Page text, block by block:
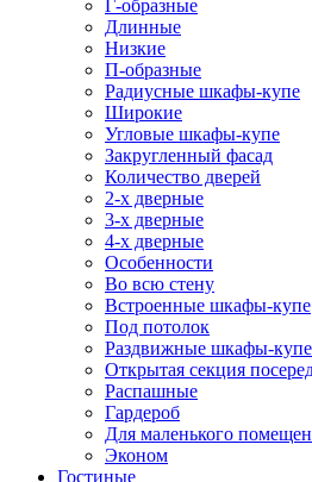
Г-образные
Длинные
Низкие
П-образные
Радиусные шкафы-купе
Широкие
Угловые шкафы-купе
Закругленный фасад
Количество дверей
2-х дверные
3-х дверные
4-х дверные
Особенности
Во всю стену
Встроенные шкафы-купе
Под потолок
Раздвижные шкафы-купе
Открытая секция
Распашные
Гардероб
Для маленького
Эконом
Гостиные